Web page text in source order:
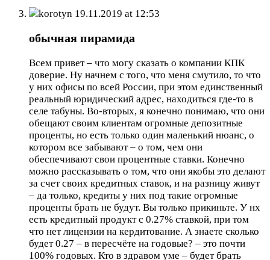
korotyn 19.11.2019 at 12:53
обычная пирамида
Всем привет – что могу сказать о компании КПК
доверие. Ну начнем с того, что меня смутило, то что
у них офисы по всей России, при этом единственный
реальный юридический адрес, находиться где-то в
селе табуны. Во-вторых, я конечно понимаю, что они
обещают своим клиентам огромные депозитные
проценты, но есть только один маленький нюанс, о
котором все забывают – о том, чем они
обеспечивают свои процентные ставки. Конечно
можно рассказывать о том, что они якобы это делают
за счет своих кредитных ставок, и на разницу живут
– да только, кредиты у них под такие огромные
проценты брать не будут. Вы только прикиньте. У нх
есть кредитный продукт с 0.27% ставкой, при том
что нет лицензии на кердитование. А знаете сколько
будет 0.27 – в пересчёте на годовые? – это почти
100% годовых. Кто в здравом уме – будет брать